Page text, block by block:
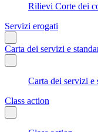
Rilievi Corte dei
Servizi erogati
Carta dei servizi e
Carta dei servizi e
Class action